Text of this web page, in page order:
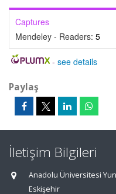
Captures
Mendeley - Readers: 5
- see details
Paylaş
İletişim Bilgileri
Anadolu Üniversitesi
Eskişehir